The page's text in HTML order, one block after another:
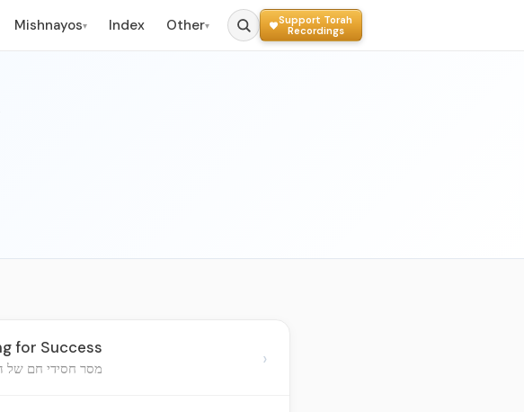
Mishnayos▾ Index Other▾
Support Torah
Recordings
for Success
מסר חסידי חם של ›